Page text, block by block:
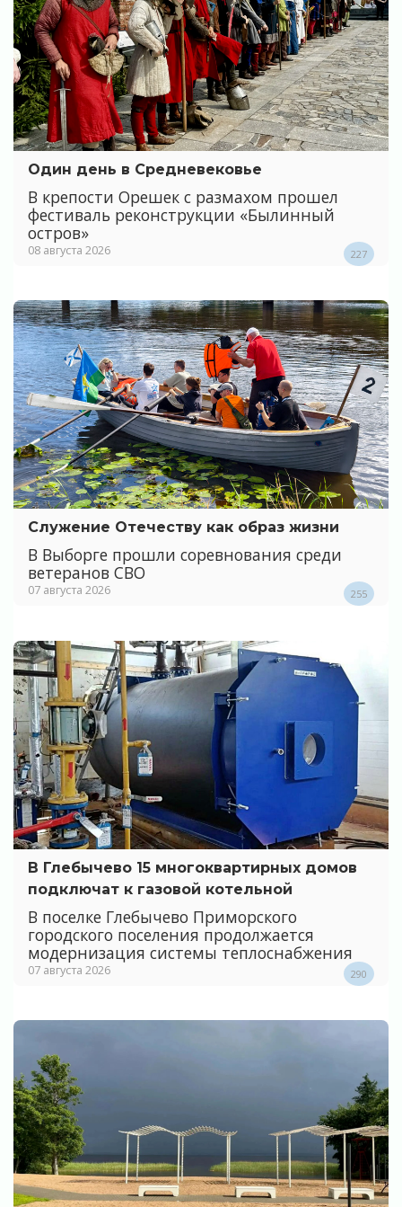
Один день в Средневековье
В крепости Орешек с размахом прошел
фестиваль реконструкции «Былинный
остров»
08 августа 2026 227
Служение Отечеству как образ жизни
В Выборге прошли соревнования среди
ветеранов СВО
07 августа 2026 255
В Глебычево 15 многоквартирных домов
подключат к газовой котельной
В поселке Глебычево Приморского
городского поселения продолжается
модернизация системы теплоснабжения
07 августа 2026 290